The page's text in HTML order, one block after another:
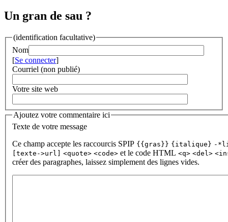
Un gran de sau ?
(identification facultative)
Nom
[Se connecter]
Courriel (non publié)
Votre site web
Ajoutez votre commentaire ici
Texte de votre message
Ce champ accepte les raccourcis SPIP {{gras}} {italique} -
[texte->url]
<quote> <code> et le code HTML <q> <del>
créer des paragraphes, laissez simplement des lignes vides.